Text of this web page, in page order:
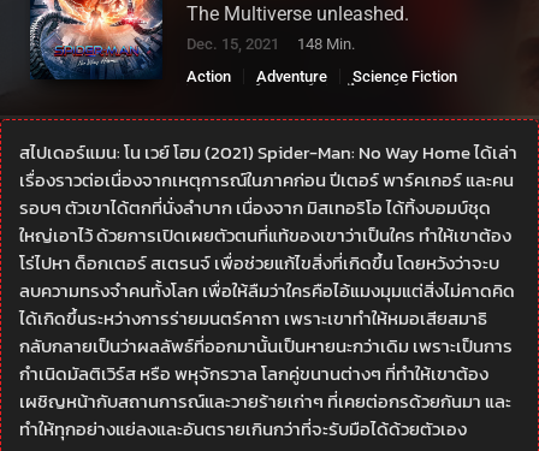
The Multiverse unleashed.
Dec. 15, 2021
148 Min.
Action
Adventure
Science Fiction
สไปเดอร์แมน: โน เวย์ โฮม (2021) Spider-Man: No Way Home ได้เล่า
เรื่องราวต่อเนื่องจากเหตุการณ์ในภาคก่อน ปีเตอร์ พาร์คเกอร์ และคน
รอบๆ ตัวเขาได้ตกที่นั่งลำบาก เนื่องจาก มิสเทอริโอ ได้ทิ้งบอมบ์ชุด
ใหญ่เอาไว้ ด้วยการเปิดเผยตัวตนที่แท้ของเขาว่าเป็นใคร ทำให้เขาต้อง
โร่ไปหา ด็อกเตอร์ สเตรนจ์ เพื่อช่วยแก้ไขสิ่งที่เกิดขึ้น โดยหวังว่าจะบ
ลบความทรงจำคนทั้งโลก เพื่อให้ลืมว่าใครคือไอ้แมงมุมแต่สิ่งไม่คาดคิด
ได้เกิดขึ้นระหว่างการร่ายมนตร์คาถา เพราะเขาทำให้หมอเสียสมาธิ
กลับกลายเป็นว่าผลลัพธ์ที่ออกมานั้นเป็นหายนะกว่าเดิม เพราะเป็นการ
กำเนิดมัลติเวิร์ส หรือ พหุจักรวาล โลกคู่ขนานต่างๆ ที่ทำให้เขาต้อง
เผชิญหน้ากับสถานการณ์และวายร้ายเก่าๆ ที่เคยต่อกรด้วยกันมา และ
ทำให้ทุกอย่างแย่ลงและอันตรายเกินกว่าที่จะรับมือได้ด้วยตัวเอง